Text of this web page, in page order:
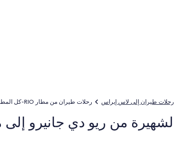
رحلات طيران إلى لاس إيراس رحلات طيران من مطار RIO-كل المطارات إلى مطار مطار المحافظ فرانسيسكو غابرييلي الدولي